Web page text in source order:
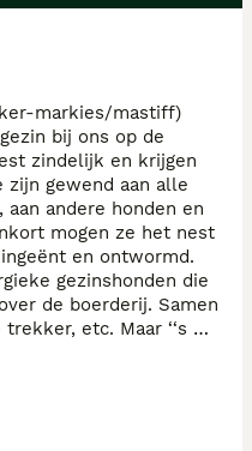
markies/mastiff)
bij ons op de
zindelijk en krijgen
zijn gewend aan alle
aan andere honden en
mogen ze het nest
en ontwormd.
gezinshonden die
de boerderij. Samen
etc. Maar ‘‘s
Mocht u interesse
eens een kijkje nemen